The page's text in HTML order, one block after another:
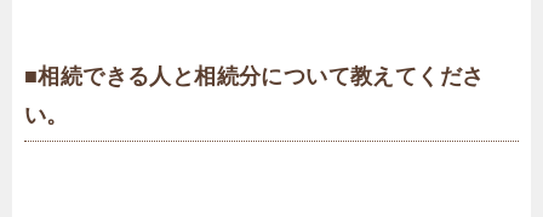
■相続できる人と相続分について教えてくださ
い。